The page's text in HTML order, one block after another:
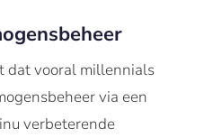
dat vooral millennials
via een
verbeterende